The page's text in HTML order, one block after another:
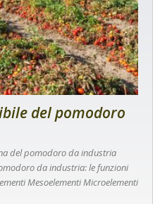
del pomodoro
del pomodoro da industria
da industria: le funzioni
Mesoelementi Microelementi